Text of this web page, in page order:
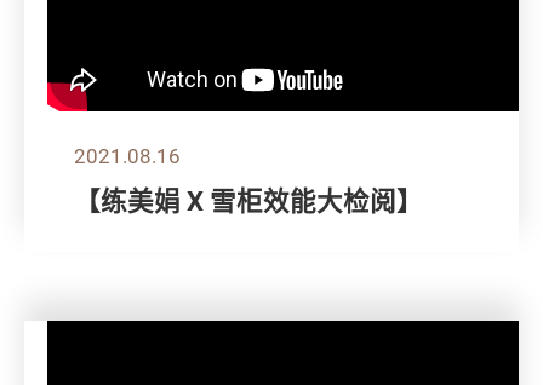
2021.08.16
【练美娟 X 雪柜效能大检阅】